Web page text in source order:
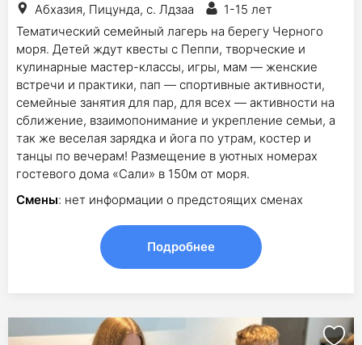
Абхазия, Пицунда, с. Лдзаа
1-15 лет
Тематический семейный лагерь на берегу Черного
моря. Детей ждут квесты с Пеппи, творческие и
кулинарные мастер-классы, игры, мам — женские
встречи и практики, пап — спортивные активности,
семейные занятия для пар, для всех — активности на
сближение, взаимопонимание и укрепление семьи, а
так же веселая зарядка и йога по утрам, костер и
танцы по вечерам! Размещение в уютных номерах
гостевого дома «Сали» в 150м от моря.
Смены: нет информации о предстоящих сменах
Подробнее